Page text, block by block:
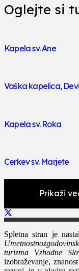
Oglejte si
Kapela sv. Ane
Vaška kapelica,
Kapela sv. Roka
Cerkev sv. Marjete
Prikaži
Spletna stran je
turizma Vzhodne
izobraževanje,